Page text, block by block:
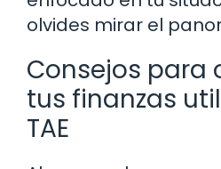
olvides mirar el
Consejos para
tus finanzas
TAE